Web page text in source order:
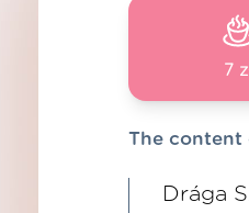
7
The content
Drága